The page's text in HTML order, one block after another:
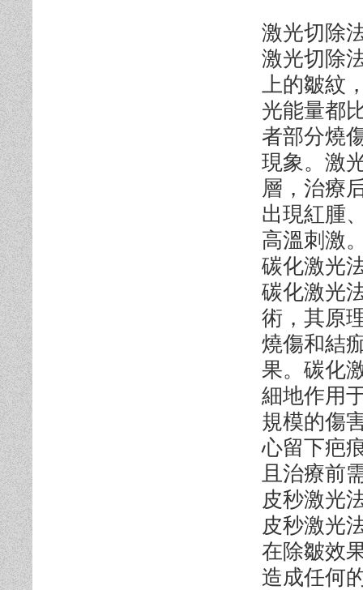
激光切除
激光切除
上的皺紋
光能量都
者部分燒
現象。激
層，治療
出現紅腫
高溫刺激
碳化激光
碳化激光
術，其原
燒傷和結
果。碳化
細地作用
規模的傷
心留下疤
且治療前
皮秒激光
皮秒激光
在除皺效
造成任何